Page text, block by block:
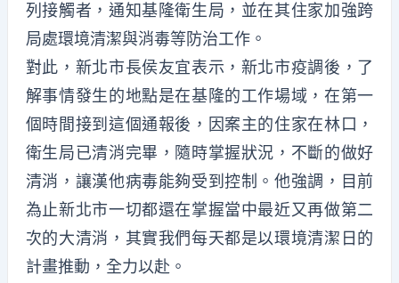
列接觸者，通知基隆衛生局，並在其住家加強跨
局處環境清潔與消毒等防治工作。
對此，新北市長侯友宜表示，新北市疫調後，了
解事情發生的地點是在基隆的工作場域，在第一
個時間接到這個通報後，因案主的住家在林口，
衛生局已清消完畢，隨時掌握狀況，不斷的做好
清消，讓漢他病毒能夠受到控制。他強調，目前
為止新北市一切都還在掌握當中最近又再做第二
次的大清消，其實我們每天都是以環境清潔日的
計畫推動，全力以赴。